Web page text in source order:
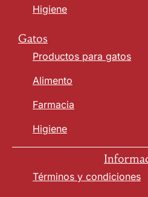
Higiene
Gatos
Productos para gatos
Alimento
Farmacia
Higiene
Términos y condiciones